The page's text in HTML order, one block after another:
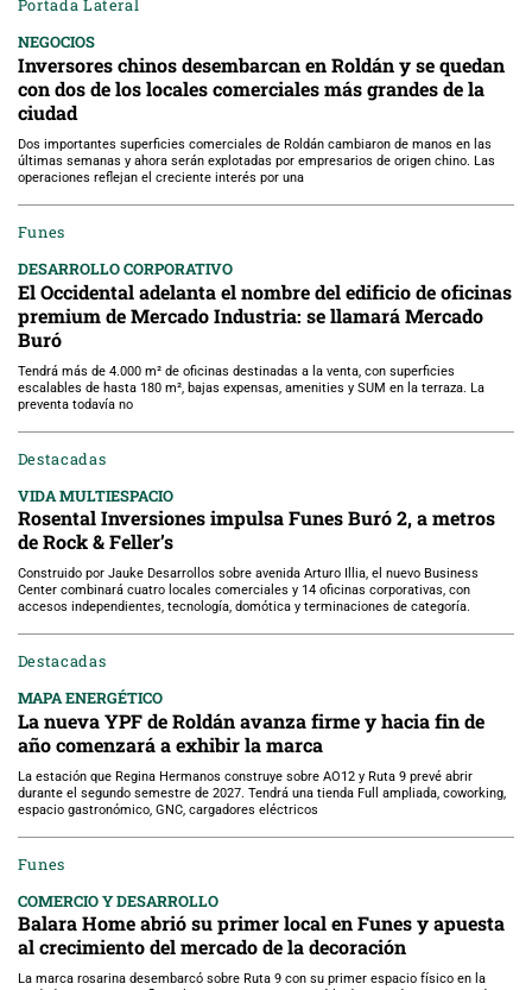
Portada Lateral
NEGOCIOS
Inversores chinos desembarcan en Roldán y se quedan
con dos de los locales comerciales más grandes de la
ciudad
Dos importantes superficies comerciales de Roldán cambiaron de manos en las
últimas semanas y ahora serán explotadas por empresarios de origen chino. Las
operaciones reflejan el creciente interés por una
Funes
DESARROLLO CORPORATIVO
El Occidental adelanta el nombre del edificio de oficinas
premium de Mercado Industria: se llamará Mercado
Buró
Tendrá más de 4.000 m² de oficinas destinadas a la venta, con superficies
escalables de hasta 180 m², bajas expensas, amenities y SUM en la terraza. La
preventa todavía no
Destacadas
VIDA MULTIESPACIO
Rosental Inversiones impulsa Funes Buró 2, a metros
de Rock & Feller’s
Construido por Jauke Desarrollos sobre avenida Arturo Illia, el nuevo Business
Center combinará cuatro locales comerciales y 14 oficinas corporativas, con
accesos independientes, tecnología, domótica y terminaciones de categoría.
Destacadas
MAPA ENERGÉTICO
La nueva YPF de Roldán avanza firme y hacia fin de
año comenzará a exhibir la marca
La estación que Regina Hermanos construye sobre AO12 y Ruta 9 prevé abrir
durante el segundo semestre de 2027. Tendrá una tienda Full ampliada, coworking,
espacio gastronómico, GNC, cargadores eléctricos
Funes
COMERCIO Y DESARROLLO
Balara Home abrió su primer local en Funes y apuesta
al crecimiento del mercado de la decoración
La marca rosarina desembarcó sobre Ruta 9 con su primer espacio físico en la